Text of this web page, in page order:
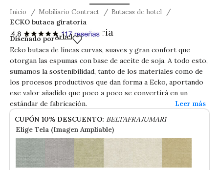
Inicio Mobiliario Contract Butacas de hotel
ECKO butaca giratoria
ECKO butaca giratoria
Diseñado porArbel
Ecko butaca de líneas curvas, suaves y gran confort que
otorgan las espumas con base de aceite de soja. A todo esto,
sumamos la sostenibilidad, tanto de los materiales como de
los procesos productivos que dan forma a Ecko, aportando
ese valor añadido que poco a poco se convertirá en un
estándar de fabricación.
CUPÓN 10% DESCUENTO: BELTAFRAJUMAR1
Elige Tela (Imagen Ampliable)